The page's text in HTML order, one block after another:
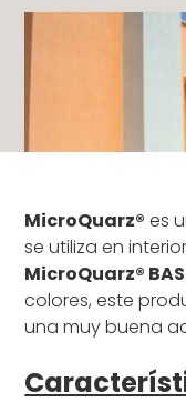
MicroQuarz® es
se utiliza en
MicroQuarz®
colores, este
una muy buena